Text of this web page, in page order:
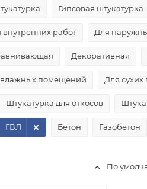
Гипсовая штукатурка
внутренних работ Для
Декоративная
помещений Для
Штукатурка для откосов
Бетон
ГВЛ Газобетон
По